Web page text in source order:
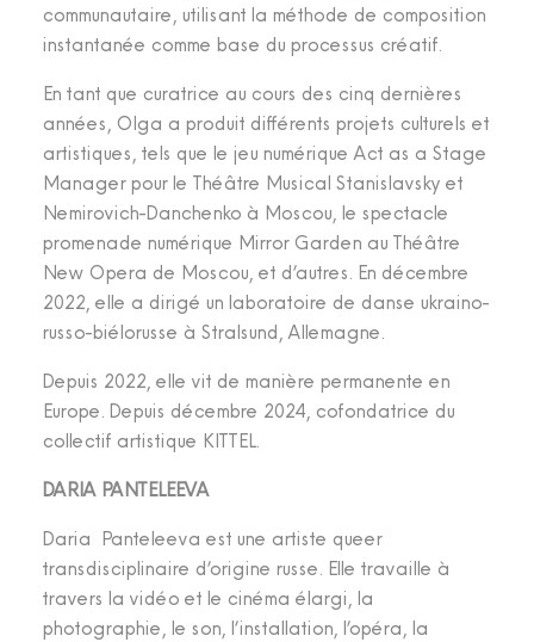
communautaire, utilisant la méthode de composition
instantanée comme base du processus créatif.
En tant que curatrice au cours des cinq dernières
années, Olga a produit différents projets culturels et
artistiques, tels que le jeu numérique Act as a Stage
Manager pour le Théâtre Musical Stanislavsky et
Nemirovich-Danchenko à Moscou, le spectacle
promenade numérique Mirror Garden au Théâtre
New Opera de Moscou, et d’autres. En décembre
2022, elle a dirigé un laboratoire de danse ukraino-
russo-biélorusse à Stralsund, Allemagne.
Depuis 2022, elle vit de manière permanente en
Europe. Depuis décembre 2024, cofondatrice du
collectif artistique KITTEL.
DARIA PANTELEEVA
Daria Panteleeva est une artiste queer
transdisciplinaire d’origine russe. Elle travaille à
travers la vidéo et le cinéma élargi, la
photographie, le son, l’installation, l’opéra, la